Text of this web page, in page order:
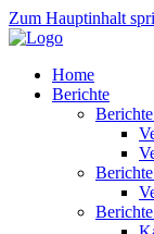
Zum Hauptinhalt
Home
Berichte